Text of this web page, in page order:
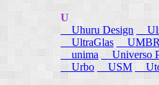
U
Uhuru Design
UltraGlas
unima
Universo
Urbo
USM